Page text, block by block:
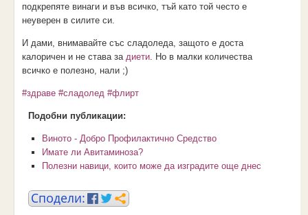
подкрепяте винаги и във всичко, тъй като той често е
неуверен в силите си.
И дами, внимавайте със сладоледа, защото е доста
калоричен и не става за диети. Но в малки количества
всичко е полезно, нали ;)
#здраве #сладолед #флирт
Подобни публикации:
Виното - Добро Профилактично Средство
Имате ли Авитаминоза?
Полезни навици, които може да изградите още днес